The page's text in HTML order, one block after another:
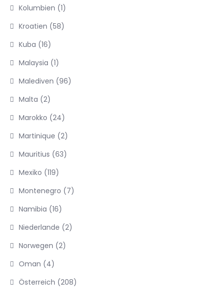
Kolumbien (1)
Kroatien (58)
Kuba (16)
Malaysia (1)
Malediven (96)
Malta (2)
Marokko (24)
Martinique (2)
Mauritius (63)
Mexiko (119)
Montenegro (7)
Namibia (16)
Niederlande (2)
Norwegen (2)
Oman (4)
Österreich (208)